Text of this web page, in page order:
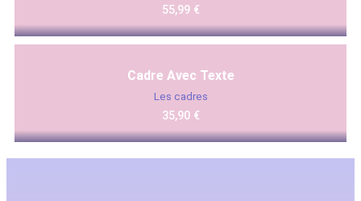
55,99 €
Cadre Avec Texte
Les cadres
35,90 €